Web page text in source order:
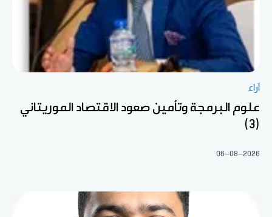
آراء
علوم البرمجة وتأمين صعود الاقتصاد الموريتاني
(3)
06-08-2026